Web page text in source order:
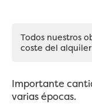
Todos nuestros
coste del
Importante
varias épocas.